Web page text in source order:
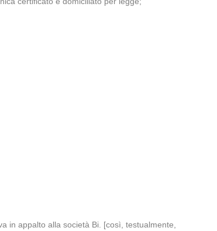
in appalto alla società Bi. [così, testualmente,